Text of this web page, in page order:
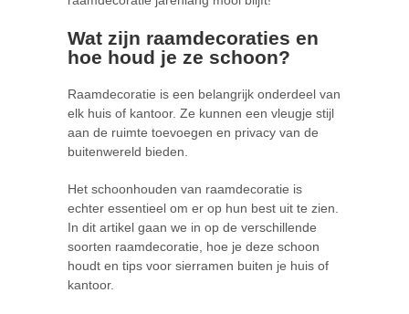
Wat zijn raamdecoraties en
hoe houd je ze schoon?
Raamdecoratie is een belangrijk onderdeel van
elk huis of kantoor. Ze kunnen een vleugje stijl
aan de ruimte toevoegen en privacy van de
buitenwereld bieden.
Het schoonhouden van raamdecoratie is
echter essentieel om er op hun best uit te zien.
In dit artikel gaan we in op de verschillende
soorten raamdecoratie, hoe je deze schoon
houdt en tips voor sierramen buiten je huis of
kantoor.